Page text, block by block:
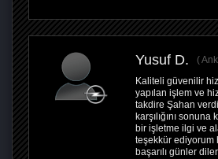
Yusuf D.
Kaliteli güvenilir
yapılan işlem ve
takdire Şahan
karşılığını
bir işletme ilgi ve
teşekkür ediyorum
başarılı günler